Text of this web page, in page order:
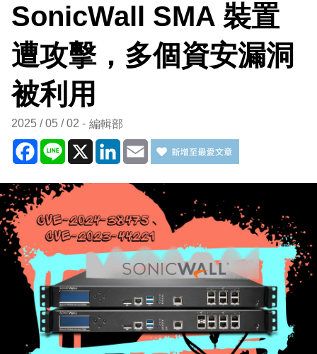
SonicWall SMA 裝置
遭攻擊，多個資安漏洞
被利用
2025 / 05 / 02 編輯部
Facebook
Line X LinkedIn
Email